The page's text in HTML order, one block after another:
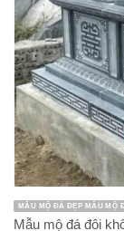
MẪU MỘ ĐÁ ĐẸP MẪU MỘ
Mẫu mộ đá đôi